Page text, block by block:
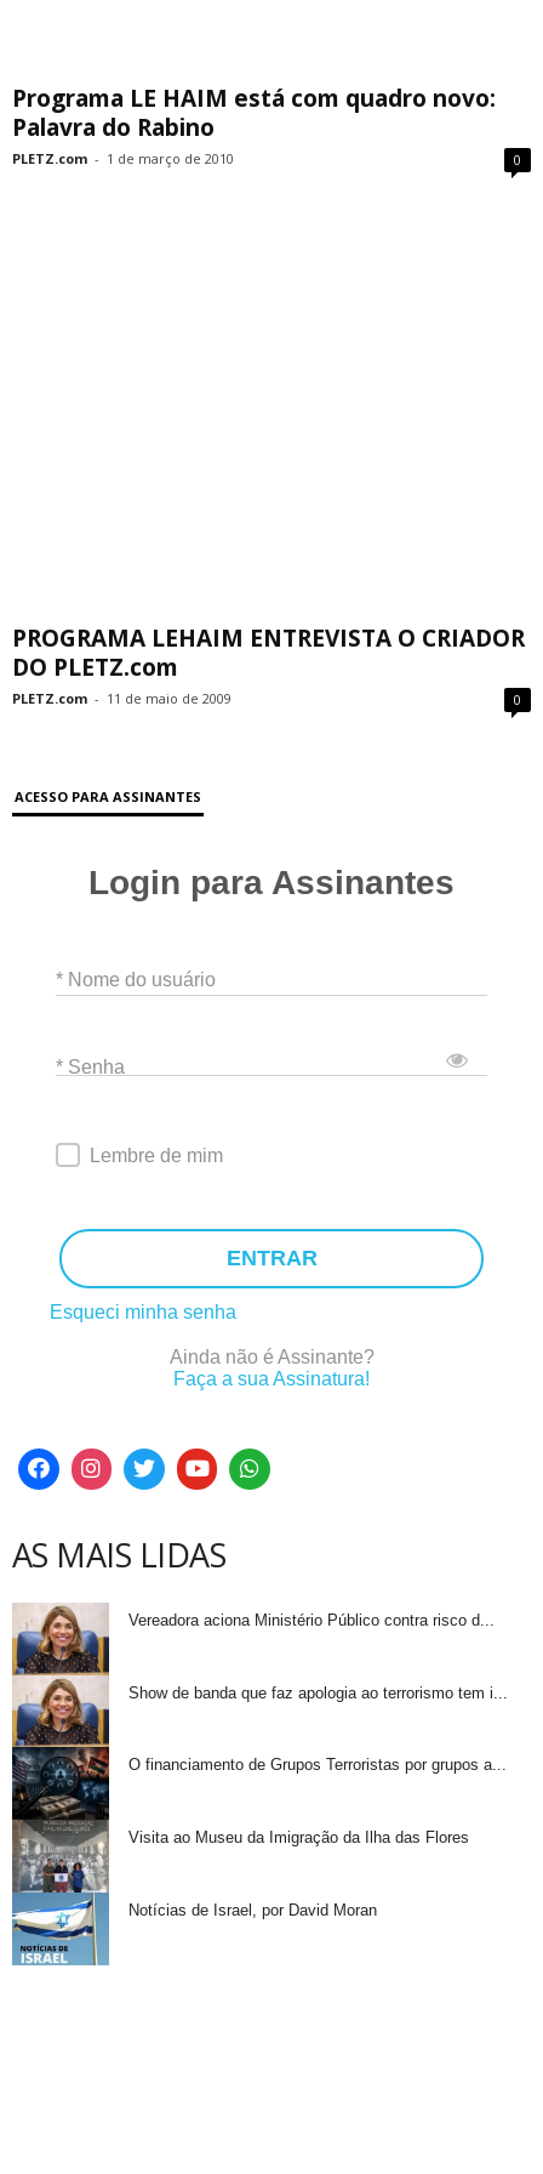
Programa LE HAIM está com quadro novo:
Palavra do Rabino
PLETZ.com - 1 de março de 2010 0
PROGRAMA LEHAIM ENTREVISTA O CRIADOR
DO PLETZ.com
PLETZ.com - 11 de maio de 2009 0
ACESSO PARA ASSINANTES
Login para Assinantes
* Nome do usuário
* Senha
Lembre de mim
ENTRAR
Esqueci minha senha
Ainda não é Assinante?
Faça a sua Assinatura!
AS MAIS LIDAS
Vereadora aciona Ministério Público contra risco d...
Show de banda que faz apologia ao terrorismo tem i...
O financiamento de Grupos Terroristas por grupos a...
Visita ao Museu da Imigração da Ilha das Flores
Notícias de Israel, por David Moran